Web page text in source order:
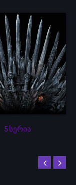
5 სერია